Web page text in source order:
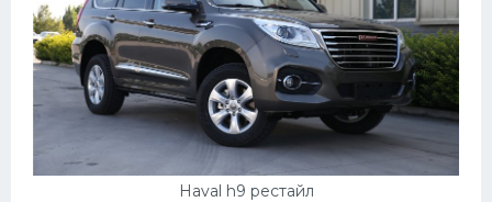
Haval h9 рестайл